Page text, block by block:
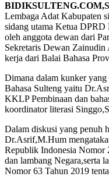
Lembaga Adat Kabupaten
sidang utama Ketua
oleh anggota dewan dari
Sekretaris Dewan Zainudin
kerja dari Balai Bahasa
Dimana dalam kunker
Bahasa Sulteng yaitu
KKLP Pembinaan dan
koordinator literasi
Dalam diskusi yang penuh
Dr.Asrif,M.Hum
Republik Indonesia Nomor
dan lambang Negara,serta
Nomor 63 Tahun 2019